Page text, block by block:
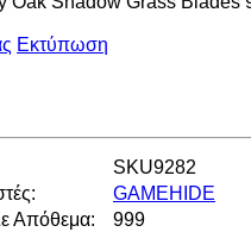
Εκτύπωση
SKU9282
GAMEHIDE
Απόθεμα:
999